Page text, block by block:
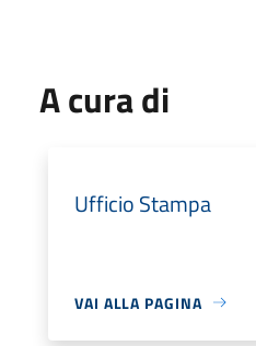
A cura di
Ufficio Stampa
VAI ALLA PAGINA